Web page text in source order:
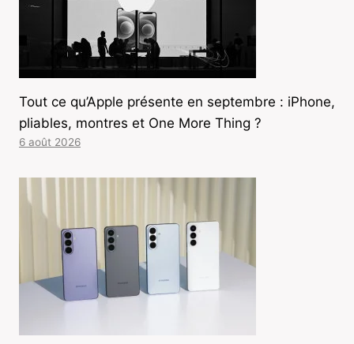
Tout ce qu’Apple présente en septembre : iPhone,
pliables, montres et One More Thing ?
6 août 2026